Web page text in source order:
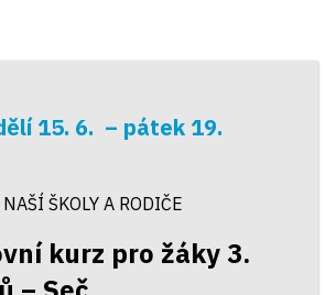
15. 6. – pátek 19.
ŠKOLY A RODIČE
kurz pro žáky 3.